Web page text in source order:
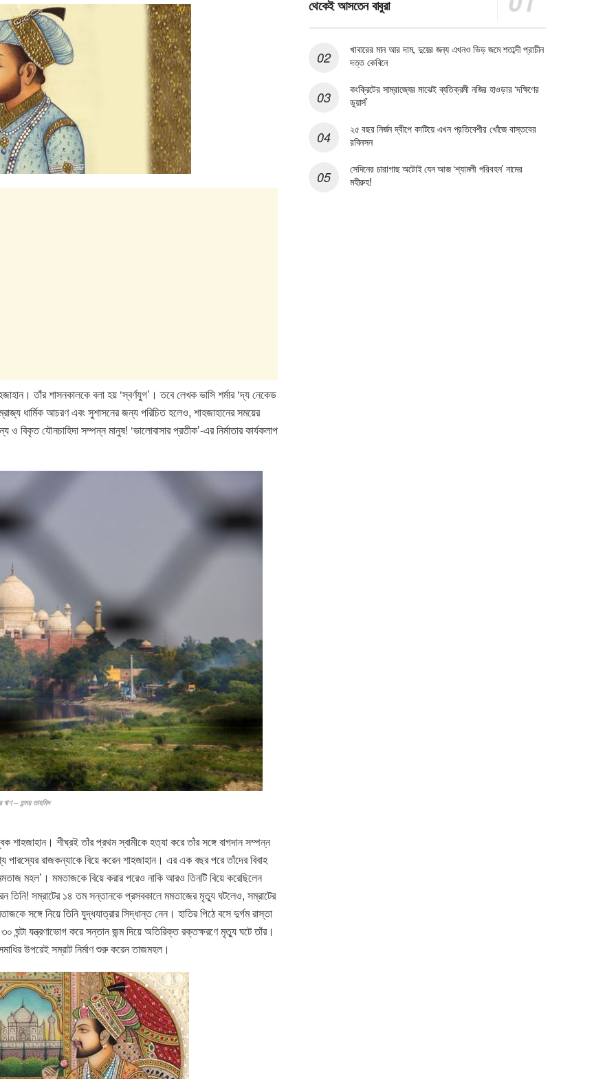
তাঁর শাসনকালকে বলা হয় ‘স্বর্ণযুগ’। তবে লেখক ভাসি শর্মার ‘দ্য নেকেড
ধার্মিক আচরণ এবং সুশাসনের জন্য পরিচিত হলেও, শাহজাহানের সময়ের
যৌনচাহিদা সম্পন্ন মানুষ! ‘ভালোবাসার প্রতীক’-এর নির্মাতার কার্যকলাপ
ঋণ – তন্ময় তাহমিদ
শাহজাহান। শীঘ্রই তাঁর প্রথম স্বামীকে হত‍্যা করে তাঁর সঙ্গে বাগদান সম্পন্ন
রাজকন্যাকে বিয়ে করেন শাহজাহান। এর এক বছর পরে তাঁদের বিবাহ
মহল’। মমতাজকে বিয়ে করার পরেও নাকি আরও তিনটি বিয়ে করেছিলেন
সম্রাটের ১৪ তম সন্তানকে প্রসবকালে মমতাজের মৃত্যু ঘটলেও, সম্রাটের
সঙ্গে নিয়ে তিনি যুদ্ধযাত্রার সিদ্ধান্ত নেন। হাতির পিঠে বসে দুর্গম রাস্তা
ঘন্টা যন্ত্রণাভোগ করে সন্তান জন্ম দিয়ে অতিরিক্ত রক্তক্ষরণে মৃত‍্যু ঘটে তাঁর।
উপরেই সম্রাট নির্মাণ শুরু করেন তাজমহল।
থেকেই আসতেন বাবুরা
খাবারের মান আর দাম, দুয়ের জন্য এখনও ভিড় জমে শতাব্দী প্রাচীন
দত্ত কেবিনে
কংক্রিটের সাম্রাজ্যের মাঝেই ব্যতিক্রমী নজির হাওড়ার ‘দক্ষিণের
ডুয়ার্স’
২৫ বছর নির্জন দ্বীপে কাটিয়ে এখন প্রতিবেশীর খোঁজে বাস্তবের
রবিনসন
সেদিনের চারাগাছ অটোই যেন আজ ‘শ্যামলী পরিবহন’ নামের
মহীরুহ!